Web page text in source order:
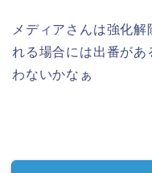
メディアさんは強化
れる場合には出番が
わないかなぁ